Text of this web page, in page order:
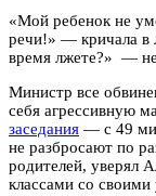
«Мой ребенок не
речи!» — кричала в
время лжете?» —
Министр все
себя агрессивную
заседания — с 49
не разбросают по
родителей, уверял
классами со своими